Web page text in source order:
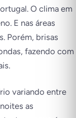
O clima em
E nas áreas
Porém, brisas
fazendo com
variando entre
as